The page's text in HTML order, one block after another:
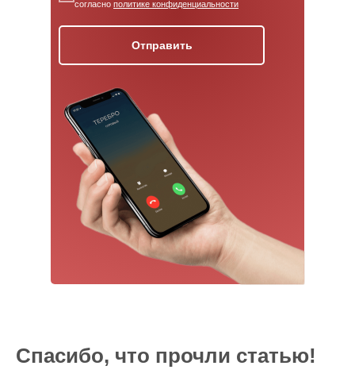
согласно политике конфиденциальности
Отправить
Спасибо, что прочли статью!